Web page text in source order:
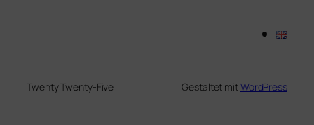
Twenty Twenty-Five Gestaltet mitWordPress